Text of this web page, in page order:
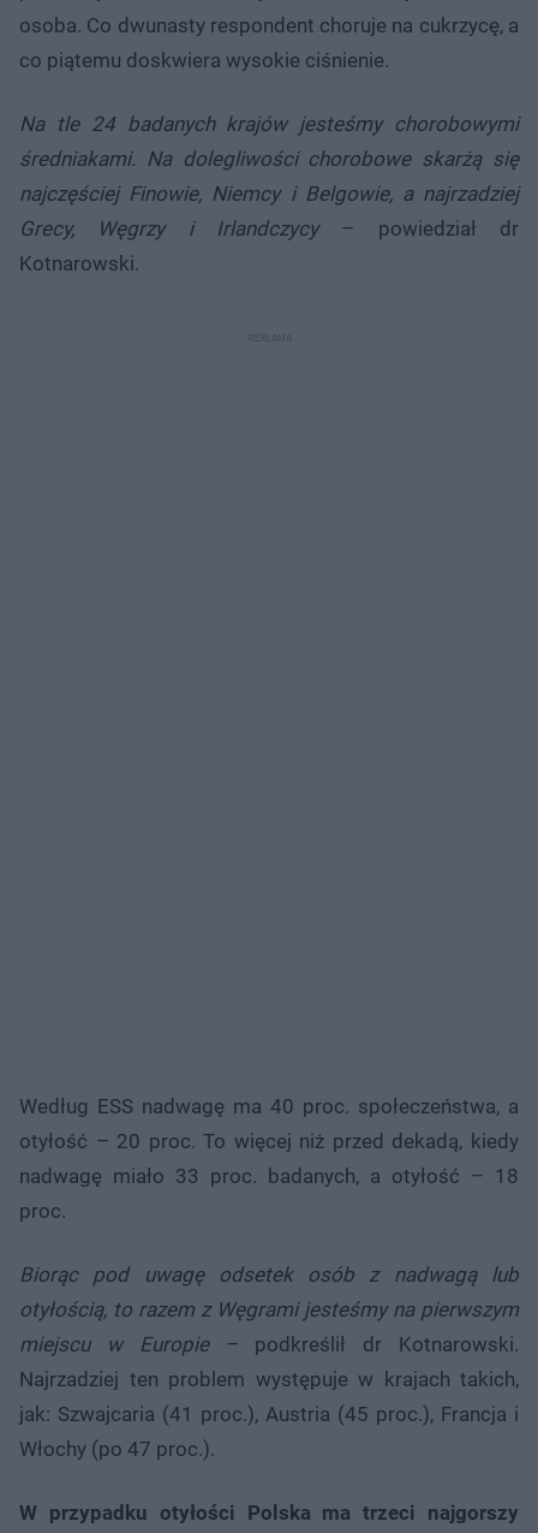
osoba. Co dwunasty respondent choruje na cukrzycę, a
co piątemu doskwiera wysokie ciśnienie.
Na tle 24 badanych krajów jesteśmy chorobowymi
średniakami. Na dolegliwości chorobowe skarżą się
najczęściej Finowie, Niemcy i Belgowie, a najrzadziej
Grecy, Węgrzy i Irlandczycy– powiedział dr
Kotnarowski.
Według ESS nadwagę ma 40 proc. społeczeństwa, a
otyłość – 20 proc. To więcej niż przed dekadą, kiedy
nadwagę miało 33 proc. badanych, a otyłość – 18
proc.
Biorąc pod uwagę odsetek osób z nadwagą lub
otyłością, to razem z Węgrami jesteśmy na pierwszym
miejscu w Europie– podkreślił dr Kotnarowski.
Najrzadziej ten problem występuje w krajach takich,
jak: Szwajcaria (41 proc.), Austria (45 proc.), Francja i
Włochy (po 47 proc.).
W przypadku otyłości Polska ma trzeci najgorszy